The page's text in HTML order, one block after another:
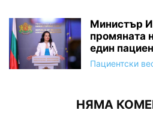
Министър
промяната
един
Пациентски
НЯМА